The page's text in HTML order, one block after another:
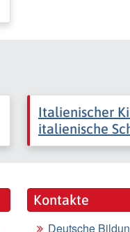
Italienischer
italienische
Kontakte
Deutsche